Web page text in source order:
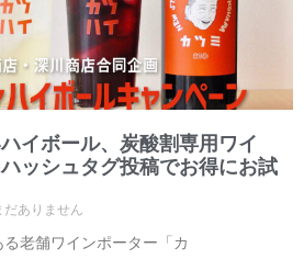
イボール、炭酸割専用ワイ
ッシュタグ投稿でお得にお試
だありません
老舗ワインポーター「カ